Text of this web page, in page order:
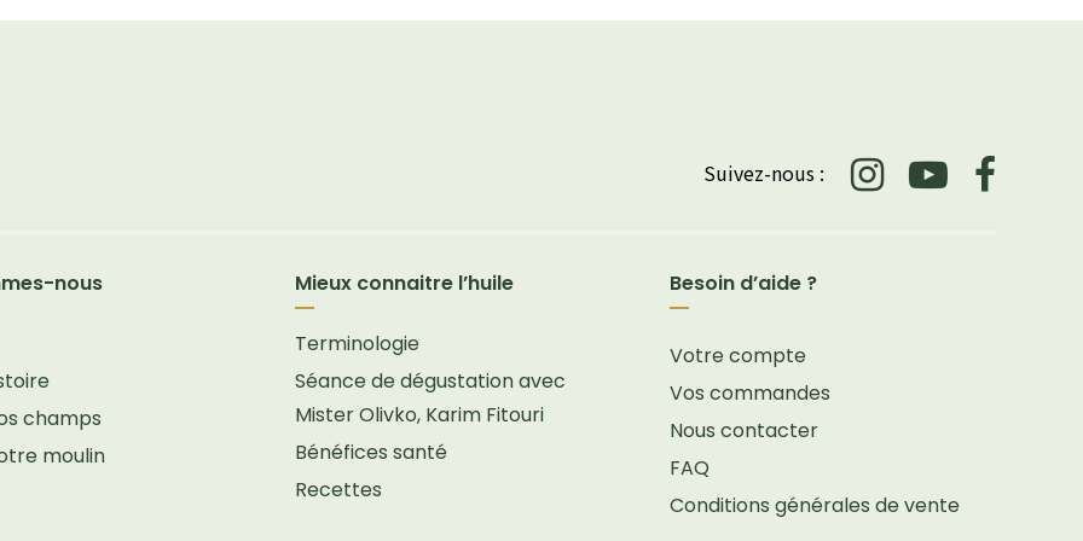
Suivez-nous :
nous
champs
moulin
Mieux connaitre l’huile
Terminologie
Séance de dégustation avec
Mister Olivko, Karim Fitouri
Bénéfices santé
Recettes
Besoin d’aide ?
Votre compte
Vos commandes
Nous contacter
FAQ
Conditions générales de vente